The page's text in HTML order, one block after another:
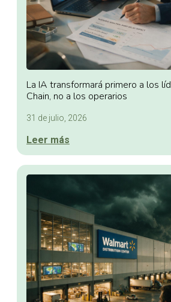
La IA transformará primero a los
Chain, no a los operarios
31 de julio, 2026
Leer más